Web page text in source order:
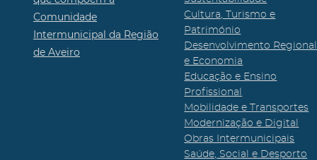
Comunidade
Intermunicipal da Região
de Aveiro
Cultura, Turismo e
Património
Desenvolvimento Regional
e Economia
Educação e Ensino
Profissional
Mobilidade e Transportes
Modernização e Digital
Obras Intermunicipais
Saúde, Social e Desporto